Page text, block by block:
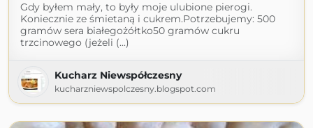
Gdy byłem mały, to były moje ulubione pierogi.
Koniecznie ze śmietaną i cukrem.Potrzebujemy: 500
gramów sera białegożółtko50 gramów cukru
trzcinowego (jeżeli (...)
Kucharz Niewspółczesny
kucharzniewspolczesny.blogspot.com